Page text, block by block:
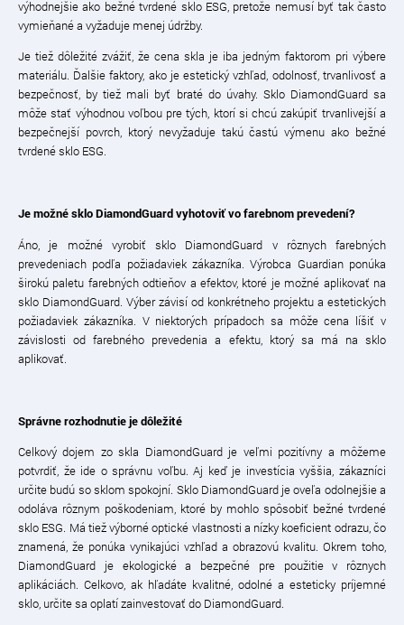
výhodnejšie ako bežné tvrdené sklo ESG, pretože nemusí byť tak často
vymieňané a vyžaduje menej údržby.
Je tiež dôležité zvážiť, že cena skla je iba jedným faktorom pri výbere
materiálu. Ďalšie faktory, ako je estetický vzhľad, odolnosť, trvanlivosť a
bezpečnosť, by tiež mali byť braté do úvahy. Sklo DiamondGuard sa
môže stať výhodnou voľbou pre tých, ktorí si chcú zakúpiť trvanlivejší a
bezpečnejší povrch, ktorý nevyžaduje takú častú výmenu ako bežné
tvrdené sklo ESG.
Je možné sklo DiamondGuard vyhotoviť vo farebnom prevedení?
Áno, je možné vyrobiť sklo DiamondGuard v rôznych farebných
prevedeniach podľa požiadaviek zákazníka. Výrobca Guardian ponúka
širokú paletu farebných odtieňov a efektov, ktoré je možné aplikovať na
sklo DiamondGuard. Výber závisí od konkrétneho projektu a estetických
požiadaviek zákazníka. V niektorých prípadoch sa môže cena líšiť v
závislosti od farebného prevedenia a efektu, ktorý sa má na sklo
aplikovať.
Správne rozhodnutie je dôležité
Celkový dojem zo skla DiamondGuard je veľmi pozitívny a môžeme
potvrdiť, že ide o správnu voľbu. Aj keď je investícia vyššia, zákazníci
určite budú so sklom spokojní. Sklo DiamondGuard je oveľa odolnejšie a
odoláva rôznym poškodeniam, ktoré by mohlo spôsobiť bežné tvrdené
sklo ESG. Má tiež výborné optické vlastnosti a nízky koeficient odrazu, čo
znamená, že ponúka vynikajúci vzhľad a obrazovú kvalitu. Okrem toho,
DiamondGuard je ekologické a bezpečné pre použitie v rôznych
aplikáciách. Celkovo, ak hľadáte kvalitné, odolné a esteticky príjemné
sklo, určite sa oplatí zainvestovať do DiamondGuard.